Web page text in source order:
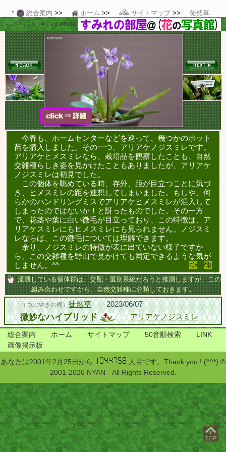
総合案内 ホーム サイトマップ
徒然草
2023
インターネットすみれ図鑑
今春も、ホームセンターなどを巡って、幾つかのポット
苗を購入しました。その一つ、アリアケノジスミレです。
アリアケヒメスミレなら、栽培品を観察したことも、自然
交雑種らしき姿を見かけたこともありましたが、アリアケ
ノジスミレは初見でした。
この個体を眺めている時、存外、距が目立つことに気づ
き、ヒメスミレの距を連想してしまいました。もしや、何
らかのハンドリングミスでアリアケヒメスミレが混入して
しまったのではないか！と訝ったものでした。その一方
で、花茎や葉に白い微毛が目立っており、この特徴は、ア
リアケスミレにもヒメスミレにも見られません。ノジスミ
レならば、この微毛については理解できます。
余り、ノジスミレの特徴が表に出ていない様子ですか
ら、この交雑種を野山で見かけても同定できるような気が
しません。^^
流通している個体群は、交配・選別系統だろうと推測しますが、この
組み合わせですから、自然交雑種に分類しておきます。
（つぶやきの棚）徒然草 2023/06/07
微妙なハイブリッド アリアケノジスミレ
総合案内 ホーム サイトマップ 50音順検索
LINK
画像掲示板
あなたは2001年2月25日から
人目です。Thank you ! (^^*) ©
2001-2026 NYAN All Rights Reserved.